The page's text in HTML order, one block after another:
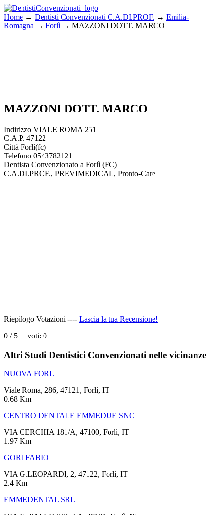
Home → Dentisti Convenzionati C.A.DI.PROF. → Emilia-
Romagna → Forlì → MAZZONI DOTT. MARCO
MAZZONI DOTT. MARCO
Indirizzo VIALE ROMA 251
C.A.P. 47122
Città Forlì(fc)
Telefono 0543782121
Dentista Convenzionato a Forlì (FC)
C.A.DI.PROF., PREVIMEDICAL, Pronto-Care
Riepilogo Votazioni ---- Lascia la tua Recensione!
0 / 5 voti: 0
Altri Studi Dentistici Convenzionati nelle vicinanze
NUOVA FORL
Viale Roma, 286, 47121, Forlì, IT
0.68 Km
CENTRO DENTALE EMMEDUE SNC
VIA CERCHIA 181/A, 47100, Forlì, IT
1.97 Km
GORI FABIO
VIA G.LEOPARDI, 2, 47122, Forlì, IT
2.4 Km
EMMEDENTAL SRL